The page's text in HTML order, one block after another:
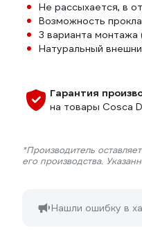
Не рассыхается, в
Возможность
3 варианта монтажа
Натуральный
Гарантия
на товары Cosca
*Производитель
его производства.
Нашли ошибку в